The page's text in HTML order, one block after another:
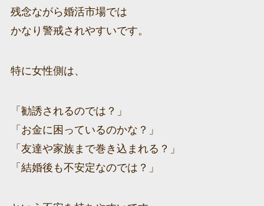
残念ながら婚活市場では
かなり警戒されやすいです。
特に女性側は、
「勧誘されるのでは？」
「お金に困っているのかな？」
「友達や家族まで巻き込まれる？」
「結婚後も不安定なのでは？」